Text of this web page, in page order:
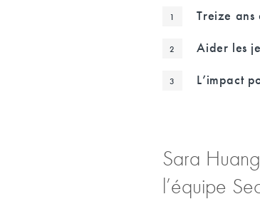
Treize ans
Aider les
L’impact
Sara
l’équipe